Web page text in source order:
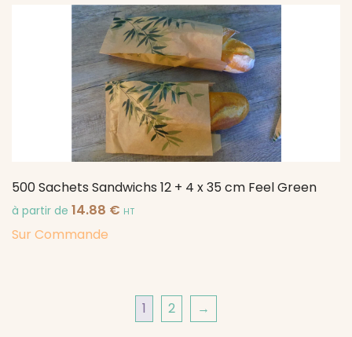
500 Sachets Sandwichs 12 + 4 x 35 cm Feel Green
à partir de 14.88 € HT
Sur Commande
1 2 →